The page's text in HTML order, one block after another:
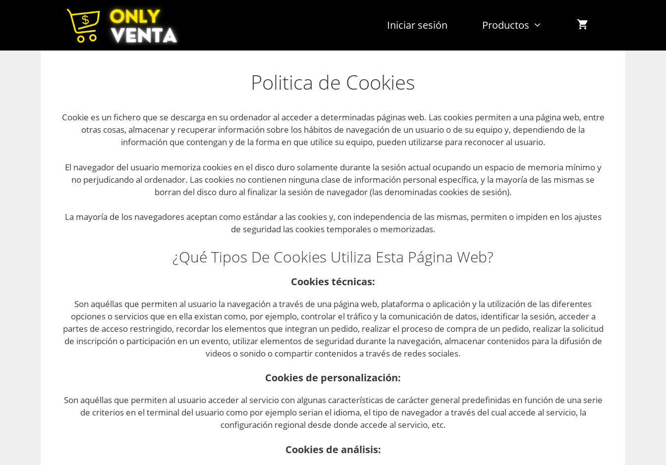
Iniciar sesión Productos
Politica de Cookies
Cookie es un fichero que se descarga en su ordenador al acceder a determinadas páginas web. Las cookies permiten a una página web, entre
otras cosas, almacenar y recuperar información sobre los hábitos de navegación de un usuario o de su equipo y, dependiendo de la
información que contengan y de la forma en que utilice su equipo, pueden utilizarse para reconocer al usuario.
El navegador del usuario memoriza cookies en el disco duro solamente durante la sesión actual ocupando un espacio de memoria mínimo y
no perjudicando al ordenador. Las cookies no contienen ninguna clase de información personal específica, y la mayoría de las mismas se
borran del disco duro al finalizar la sesión de navegador (las denominadas cookies de sesión).
La mayoría de los navegadores aceptan como estándar a las cookies y, con independencia de las mismas, permiten o impiden en los ajustes
de seguridad las cookies temporales o memorizadas.
¿Qué Tipos De Cookies Utiliza Esta Página Web?
Cookies técnicas:
Son aquéllas que permiten al usuario la navegación a través de una página web, plataforma o aplicación y la utilización de las diferentes
opciones o servicios que en ella existan como, por ejemplo, controlar el tráfico y la comunicación de datos, identificar la sesión, acceder a
partes de acceso restringido, recordar los elementos que integran un pedido, realizar el proceso de compra de un pedido, realizar la solicitud
de inscripción o participación en un evento, utilizar elementos de seguridad durante la navegación, almacenar contenidos para la difusión de
videos o sonido o compartir contenidos a través de redes sociales.
Cookies de personalización:
Son aquéllas que permiten al usuario acceder al servicio con algunas características de carácter general predefinidas en función de una serie
de criterios en el terminal del usuario como por ejemplo serian el idioma, el tipo de navegador a través del cual accede al servicio, la
configuración regional desde donde accede al servicio, etc.
Cookies de análisis: